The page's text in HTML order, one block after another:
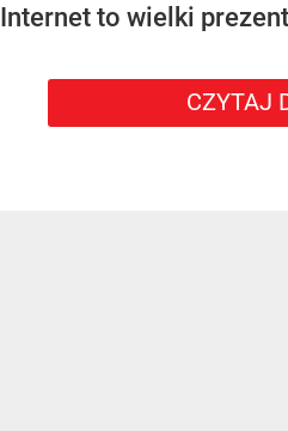
Internet to wielki prezent
CZYTAJ